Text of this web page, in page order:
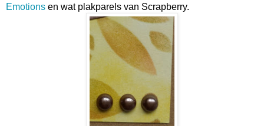
Emotions en wat plakparels van Scrapberry.